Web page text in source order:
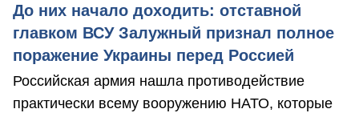
До них начало доходить: отставной
главком ВСУ Залужный признал полное
поражение Украины перед Россией
Российская армия нашла противодействие
практически всему вооружению НАТО, которые